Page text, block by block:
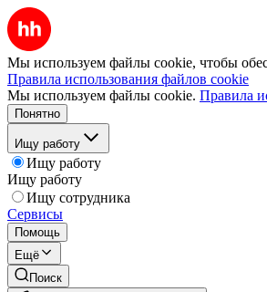
Мы используем файлы cookie, чтобы
Правила использования файлов cookie
Мы используем файлы cookie. Правила
Понятно
Ищу работу
Ищу работу
Ищу работу
Ищу сотрудника
Сервисы
Помощь
Ещё
Поиск